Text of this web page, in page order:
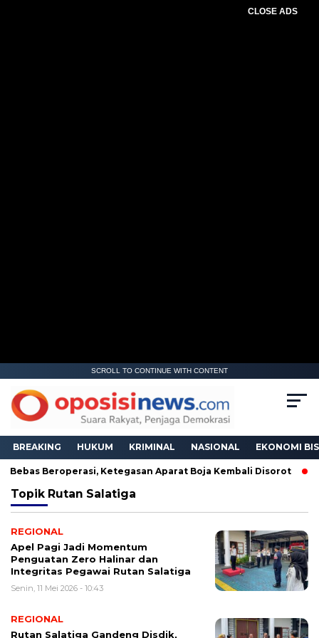
CLOSE ADS
SCROLL TO CONTINUE WITH CONTENT
BREAKING HUKUM KRIMINAL NASIONAL EKONOMI
Beroperasi, Ketegasan Aparat Boja Kembali Disorot
Topik Rutan Salatiga
REGIONAL
Apel Pagi Jadi Momentum
Penguatan Zero Halinar dan
Integritas Pegawai Rutan Salatiga
Senin, 11 Mei 2026 - 10:43
REGIONAL
Rutan Salatiga Gandeng Disdik,